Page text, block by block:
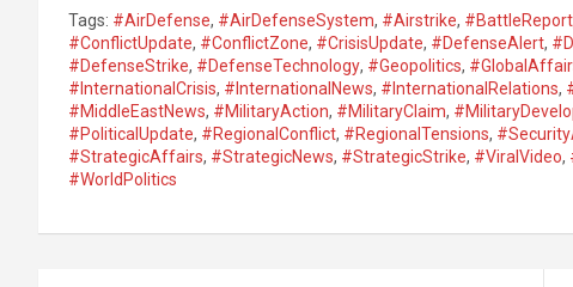
Tags: #AirDefense, #AirDefenseSystem, #Airstrike, #BattleReport
#ConflictUpdate, #ConflictZone, #CrisisUpdate, #DefenseAlert,
#DefenseStrike, #DefenseTechnology, #Geopolitics,
#InternationalCrisis, #InternationalNews, #InternationalRelations,
#MiddleEastNews, #MilitaryAction, #MilitaryClaim,
#PoliticalUpdate, #RegionalConflict, #RegionalTensions,
#StrategicAffairs, #StrategicNews, #StrategicStrike, #ViralVideo,
#WorldPolitics